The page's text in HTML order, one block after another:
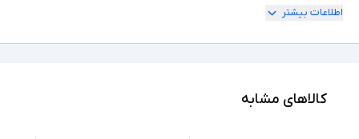
امکان چرخش
اطلاعات بیشتر
کالاهای مشابه